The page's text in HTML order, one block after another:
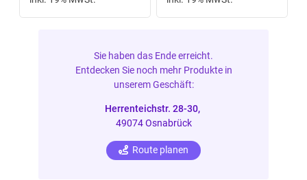
Sie haben das Ende erreicht.
Entdecken Sie noch mehr Produkte in
unserem Geschäft:
Herrenteichstr. 28-30,
49074 Osnabrück
Route planen